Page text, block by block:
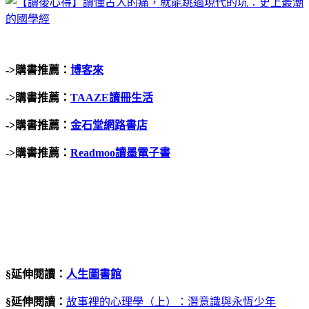
->購書推薦： 博客來
->購書推薦： TAAZE讀冊生活
->購書推薦： 金石堂網路書店
->購書推薦： Readmoo讀墨電子書
§延伸閱讀： 人生圖書館
§延伸閱讀： 故事裡的心理學（上）：潛意識與永恆少年